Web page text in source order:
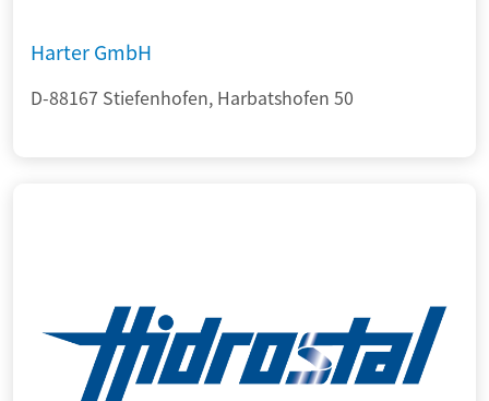
Harter GmbH
D-88167 Stiefenhofen, Harbatshofen 50